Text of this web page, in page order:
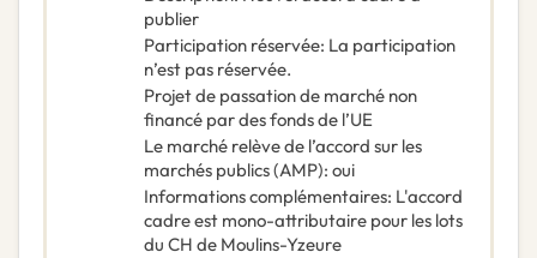
publier
Participation réservée: La participation
n’est pas réservée.
Projet de passation de marché non
financé par des fonds de l’UE
Le marché relève de l’accord sur les
marchés publics (AMP): oui
Informations complémentaires: L'accord
cadre est mono-attributaire pour les lots
du CH de Moulins-Yzeure